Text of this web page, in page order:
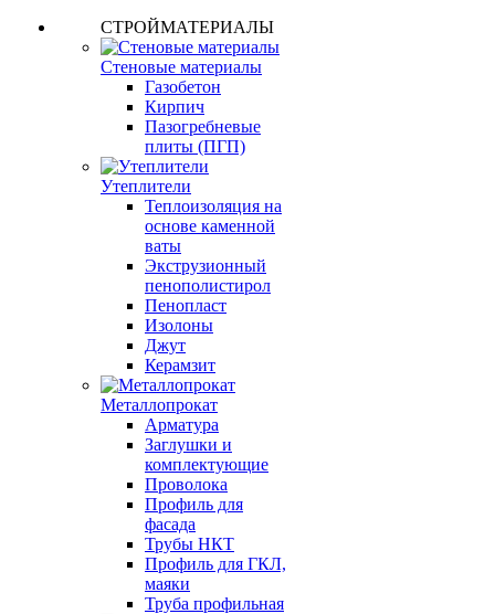
СТРОЙМАТЕРИАЛЫ
Стеновые материалы
Газобетон
Кирпич
Пазогребневые
плиты (ПГП)
Утеплители
Теплоизоляция на
основе каменной
ваты
Экструзионный
пенополистирол
Пенопласт
Изолоны
Джут
Керамзит
Металлопрокат
Арматура
Заглушки и
комплектующие
Проволока
Профиль для
фасада
Трубы НКТ
Профиль для ГКЛ,
маяки
Труба профильная